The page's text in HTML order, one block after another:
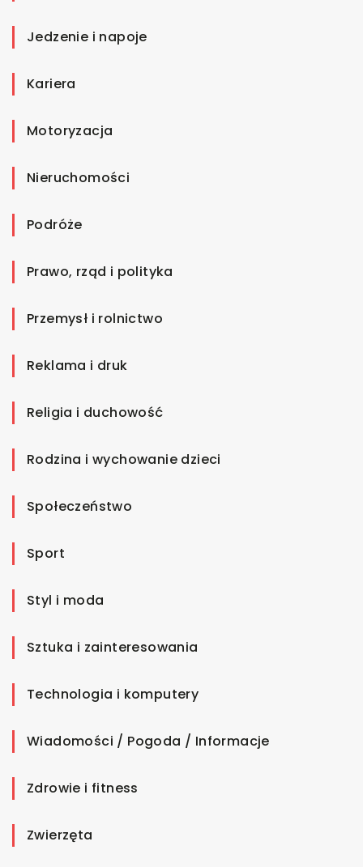
Jedzenie i napoje
Kariera
Motoryzacja
Nieruchomości
Podróże
Prawo, rząd i polityka
Przemysł i rolnictwo
Reklama i druk
Religia i duchowość
Rodzina i wychowanie dzieci
Społeczeństwo
Sport
Styl i moda
Sztuka i zainteresowania
Technologia i komputery
Wiadomości / Pogoda / Informacje
Zdrowie i fitness
Zwierzęta